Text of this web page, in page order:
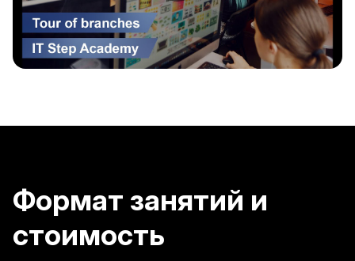
Формат занятий и
стоимость